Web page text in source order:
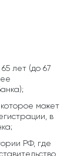
лет (до 67
может
в
РФ, где